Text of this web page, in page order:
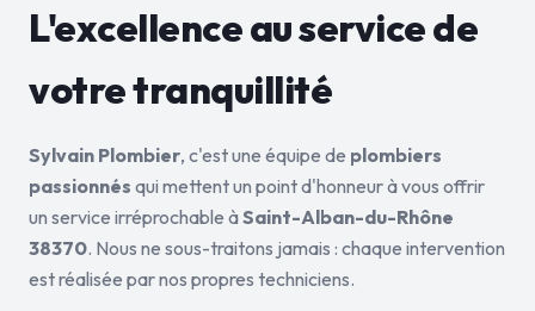
L'excellence au service de
votre tranquillité
Sylvain Plombier, c'est une équipe de plombiers
passionnés qui mettent un point d'honneur à vous offrir
un service irréprochable àSaint-Alban-du-Rhône
38370. Nous ne sous-traitons jamais : chaque intervention
est réalisée par nos propres techniciens.